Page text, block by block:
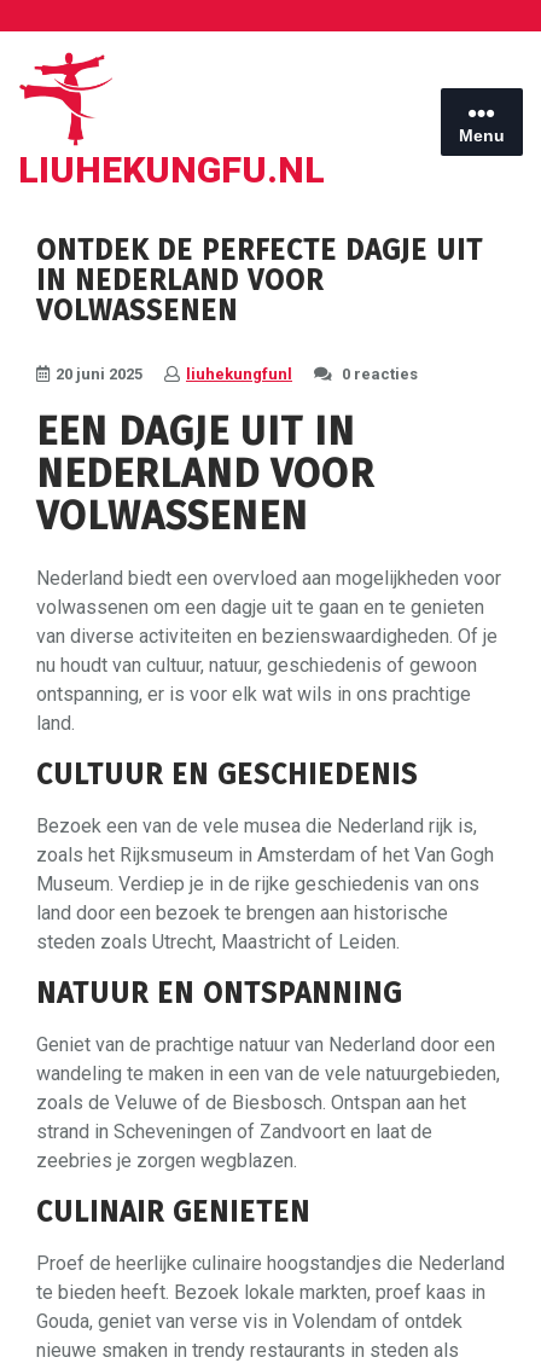
inhoud
LIUHEKUNGFU.NL
Menu
ONTDEK DE PERFECTE DAGJE UIT
IN NEDERLAND VOOR
VOLWASSENEN
20 juni 2025 liuhekungfunl 0 reacties
EEN DAGJE UIT IN
NEDERLAND VOOR
VOLWASSENEN
Nederland biedt een overvloed aan mogelijkheden voor
volwassenen om een ​​dagje uit te gaan en te genieten
van diverse activiteiten en bezienswaardigheden. Of je
nu houdt van cultuur, natuur, geschiedenis of gewoon
ontspanning, er is voor elk wat wils in ons prachtige
land.
CULTUUR EN GESCHIEDENIS
Bezoek een van de vele musea die Nederland rijk is,
zoals het Rijksmuseum in Amsterdam of het Van Gogh
Museum. Verdiep je in de rijke geschiedenis van ons
land door een bezoek te brengen aan historische
steden zoals Utrecht, Maastricht of Leiden.
NATUUR EN ONTSPANNING
Geniet van de prachtige natuur van Nederland door een
wandeling te maken in een van de vele natuurgebieden,
zoals de Veluwe of de Biesbosch. Ontspan aan het
strand in Scheveningen of Zandvoort en laat de
zeebries je zorgen wegblazen.
CULINAIR GENIETEN
Proef de heerlijke culinaire hoogstandjes die Nederland
te bieden heeft. Bezoek lokale markten, proef kaas in
Gouda, geniet van verse vis in Volendam of ontdek
nieuwe smaken in trendy restaurants in steden als